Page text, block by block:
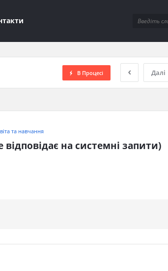
Далі
В Процесі
та навчання
на системні запити)